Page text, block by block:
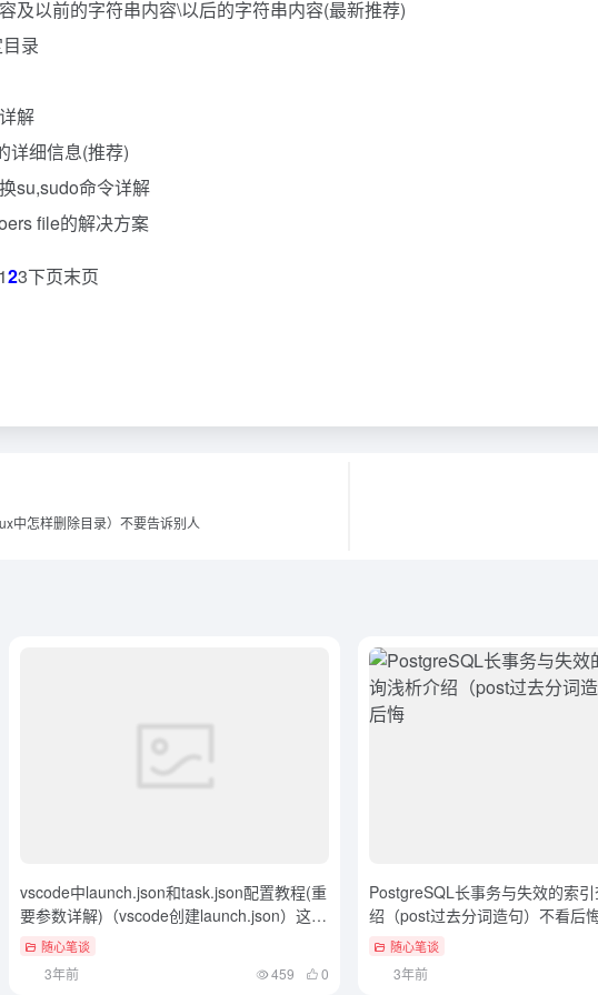
及以前的字符串内容\以后的字符串内容(最新推荐)
录
解
详细信息(推荐)
su,sudo命令详解
file的解决方案
23下页末页
中怎样删除目录）不要告诉别人
vscode中launch.json和task.json配置教程(重
要参数详解)（vscode创建launch.json）这都
可以随心笔谈
3年前 459 0
PostgreSQL长事务与失效的索
绍（post过去分词造句）不看后
随心笔谈
3年前